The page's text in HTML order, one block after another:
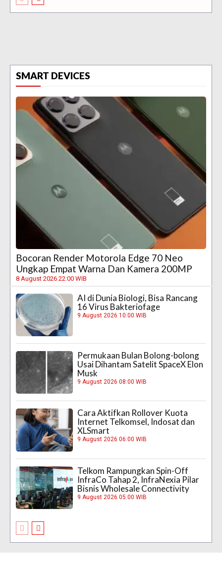
SMART DEVICES
Bocoran Render Motorola Edge 70 Neo
Ungkap Empat Warna Dan Kamera 200MP
8 August 2026 22:00 WIB
AI di Dunia Biologi, Bisa Rancang
16 Virus Bakteriofage
9 August 2026 10:00 WIB
Permukaan Bulan Bolong-bolong
Usai Dihantam Satelit SpaceX Elon
Musk
9 August 2026 08:00 WIB
Cara Aktifkan Rollover Kuota
Internet Telkomsel, Indosat dan
XLSmart
9 August 2026 06:00 WIB
Telkom Rampungkan Spin-Off
InfraCo Tahap 2, InfraNexia Pilar
Bisnis Wholesale Connectivity
9 August 2026 05:00 WIB